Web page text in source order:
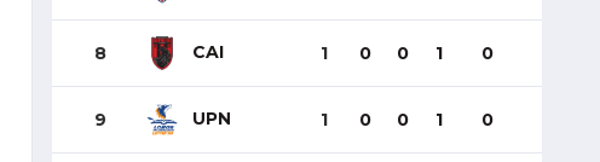
8 CAI 1 0 0 1 0
9 UPN 1 0 0 1 0